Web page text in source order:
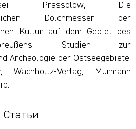
Prassolow, Die
Dolchmesser der
Kultur auf dem Gebiet des
Studien zur
Archäologie der Ostseegebiete,
Wachholtz-Verlag, Murmann
.
Статьи